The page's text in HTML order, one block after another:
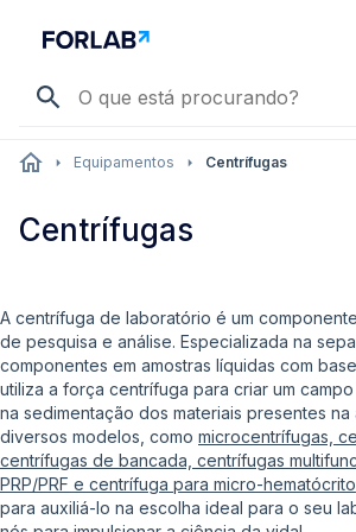
Equipamentos Centrífugas
Centrífugas
A centrífuga de laboratório é um
de pesquisa e análise. Especializada na
componentes em amostras líquidas com
utiliza a força centrífuga para criar um
na sedimentação dos materiais presentes na
diversos modelos, como microcentrífugas,
centrífugas de bancada, centrífugas
PRP/PRF e centrífuga para micro-hematócrito
para auxiliá-lo na escolha ideal para o seu